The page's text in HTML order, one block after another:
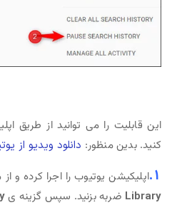
این قابلیت را می توانید از طریق
کنید. بدین منظور: دانلود ویدیو از
1. اپلیکیشن یوتیوب را اجرا کرده و
Library ضربه بزنید. سپس گزینه ی